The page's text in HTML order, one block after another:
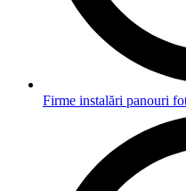
Firme instalări panouri